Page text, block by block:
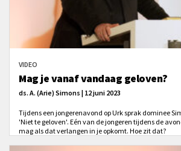
VIDEO
Mag je vanaf vandaag geloven?
ds. A. (Arie) Simons | 12 juni 2023
Tijdens een jongerenavond op Urk sprak dominee
'Niet te geloven'. Eén van de jongeren tijdens de
mag als dat verlangen in je opkomt. Hoe zit dat?